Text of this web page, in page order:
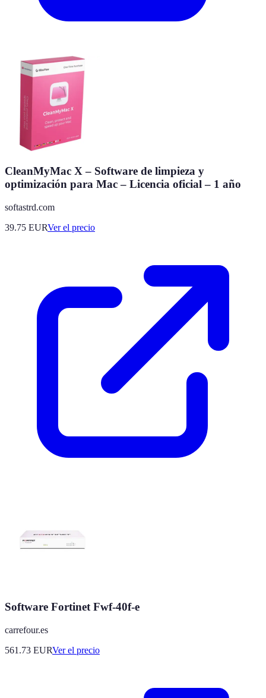
CleanMyMac X – Software de limpieza y
optimización para Mac – Licencia oficial – 1 año
softastrd.com
39.75 EURVer el precio
Software Fortinet Fwf-40f-e
carrefour.es
561.73 EURVer el precio